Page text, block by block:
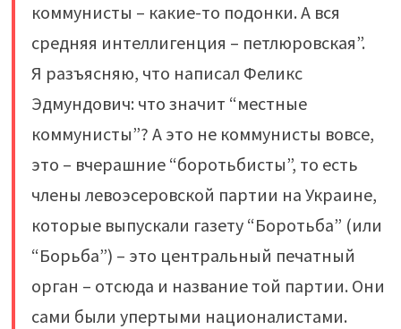
коммунисты – какие-то подонки. А вся
средняя интеллигенция – петлюровская”.
Я разъясняю, что написал Феликс
Эдмундович: что значит “местные
коммунисты”? А это не коммунисты вовсе,
это – вчерашние “боротьбисты”, то есть
члены левоэсеровской партии на Украине,
которые выпускали газету “Боротьба” (или
“Борьба”) – это центральный печатный
орган – отсюда и название той партии. Они
сами были упертыми националистами.